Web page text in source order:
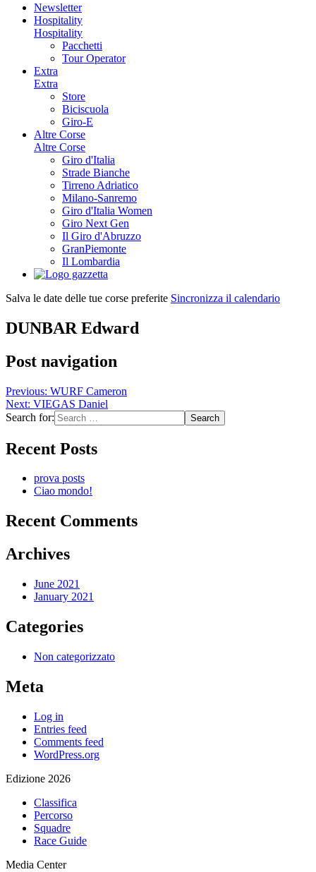
Newsletter
Hospitality
Hospitality
Pacchetti
Tour Operator
Extra
Extra
Store
Biciscuola
Giro-E
Altre Corse
Altre Corse
Giro d'Italia
Strade Bianche
Tirreno Adriatico
Milano-Sanremo
Giro d'Italia Women
Giro Next Gen
Il Giro d'Abruzzo
GranPiemonte
Il Lombardia
Salva le date delle tue corse preferite Sincronizza il calendario
DUNBAR Edward
Post navigation
Previous: WURF Cameron
Next: VIEGAS Daniel
Search for:
Recent Posts
prova posts
Ciao mondo!
Recent Comments
Archives
June 2021
January 2021
Categories
Non categorizzato
Meta
Log in
Entries feed
Comments feed
WordPress.org
Edizione 2026
Classifica
Percorso
Squadre
Race Guide
Media Center